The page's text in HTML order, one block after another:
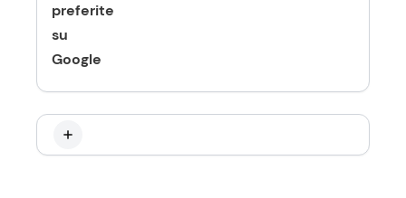
preferite
su
Google